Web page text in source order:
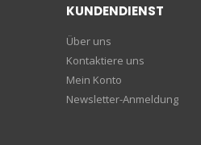
KUNDENDIENST
Über uns
Kontaktiere uns
Mein Konto
Newsletter-Anmeldung